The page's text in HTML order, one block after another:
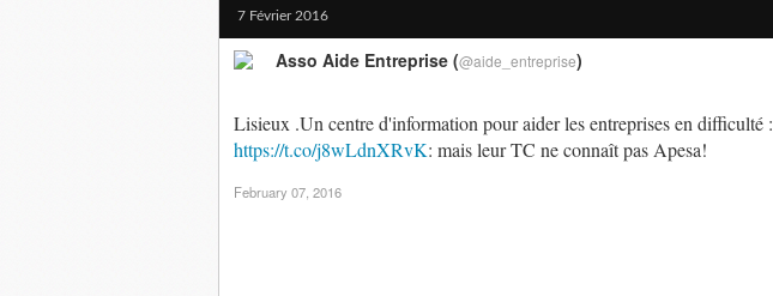
7 Février 2016
Lisieux .Un centre d'information pour aider les entreprises en difficulté :
https://t.co/j8wLdnXRvK: mais leur TC ne connaît pas Apesa!
Asso Aide Entreprise (@aide_entreprise)
February 07, 2016